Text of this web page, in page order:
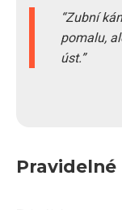
Zubní
pomalu,
úst.